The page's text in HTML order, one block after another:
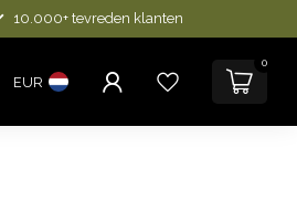
10.000+ tevreden klanten
EUR
0